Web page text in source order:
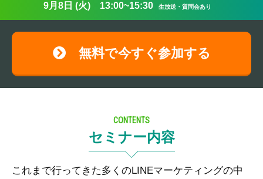
9月8日 (火) 13:00~15:30 生放送・質問会あり
無料で今すぐ参加する
CONTENTS
セミナー内容
これまで行ってきた多くのLINEマーケティングの中